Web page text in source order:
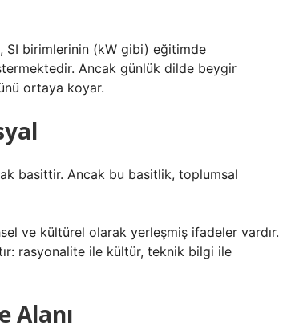
SI birimlerinin (kW gibi) eğitimde
Ancak günlük dilde beygir
ortaya koyar.
basittir. Ancak bu basitlik, toplumsal
ve kültürel olarak yerleşmiş ifadeler vardır.
rasyonalite ile kültür, teknik bilgi ile
Alanı